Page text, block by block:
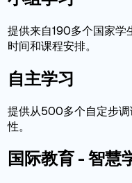
提供来自190多个国家学
时间和课程安排。
自主学习
提供从500多个自定步
性。
国际教育 - 智慧